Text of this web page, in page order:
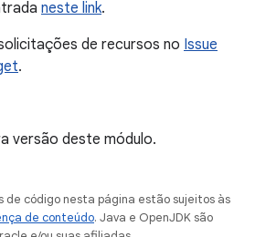
neste link.
de recursos no Issue
.
versão deste módulo.
de código nesta página estão sujeitos às
de conteúdo. Java e OpenJDK são